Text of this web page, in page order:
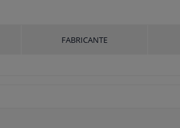
FABRICANTE